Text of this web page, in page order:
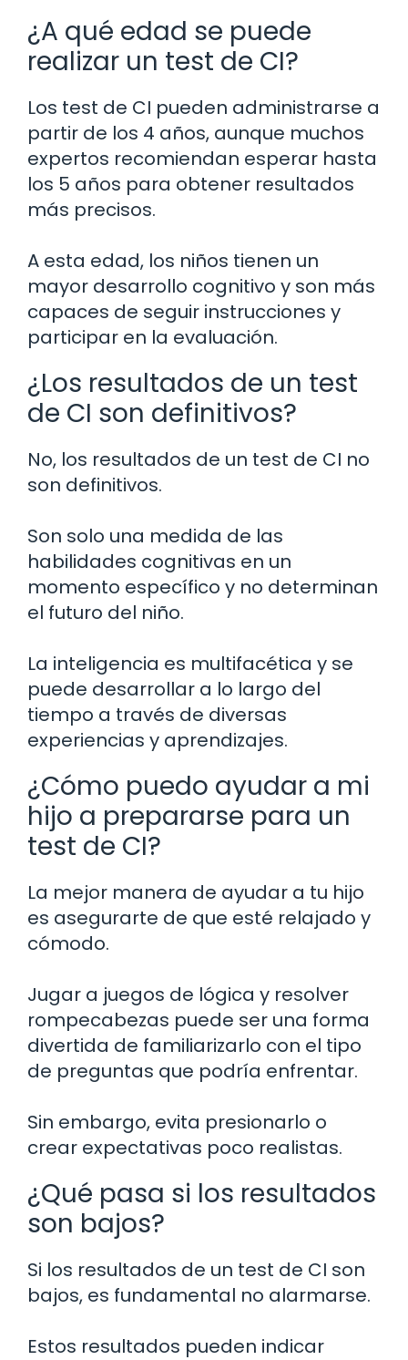
¿A qué edad se puede
realizar un test de CI?
Los test de CI pueden administrarse a
partir de los 4 años, aunque muchos
expertos recomiendan esperar hasta
los 5 años para obtener resultados
más precisos.
A esta edad, los niños tienen un
mayor desarrollo cognitivo y son más
capaces de seguir instrucciones y
participar en la evaluación.
¿Los resultados de un test
de CI son definitivos?
No, los resultados de un test de CI no
son definitivos.
Son solo una medida de las
habilidades cognitivas en un
momento específico y no determinan
el futuro del niño.
La inteligencia es multifacética y se
puede desarrollar a lo largo del
tiempo a través de diversas
experiencias y aprendizajes.
¿Cómo puedo ayudar a mi
hijo a prepararse para un
test de CI?
La mejor manera de ayudar a tu hijo
es asegurarte de que esté relajado y
cómodo.
Jugar a juegos de lógica y resolver
rompecabezas puede ser una forma
divertida de familiarizarlo con el tipo
de preguntas que podría enfrentar.
Sin embargo, evita presionarlo o
crear expectativas poco realistas.
¿Qué pasa si los resultados
son bajos?
Si los resultados de un test de CI son
bajos, es fundamental no alarmarse.
Estos resultados pueden indicar